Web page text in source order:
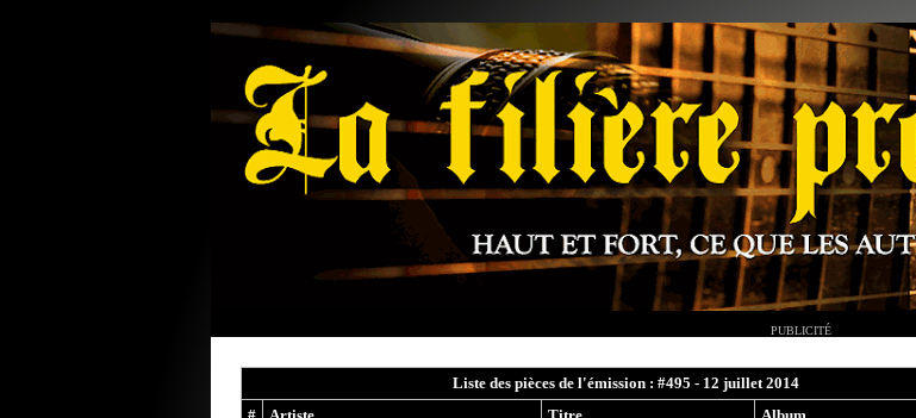
PUBLICITÉ
Liste des pièces de l'émission : #495 - 12 juillet 2014